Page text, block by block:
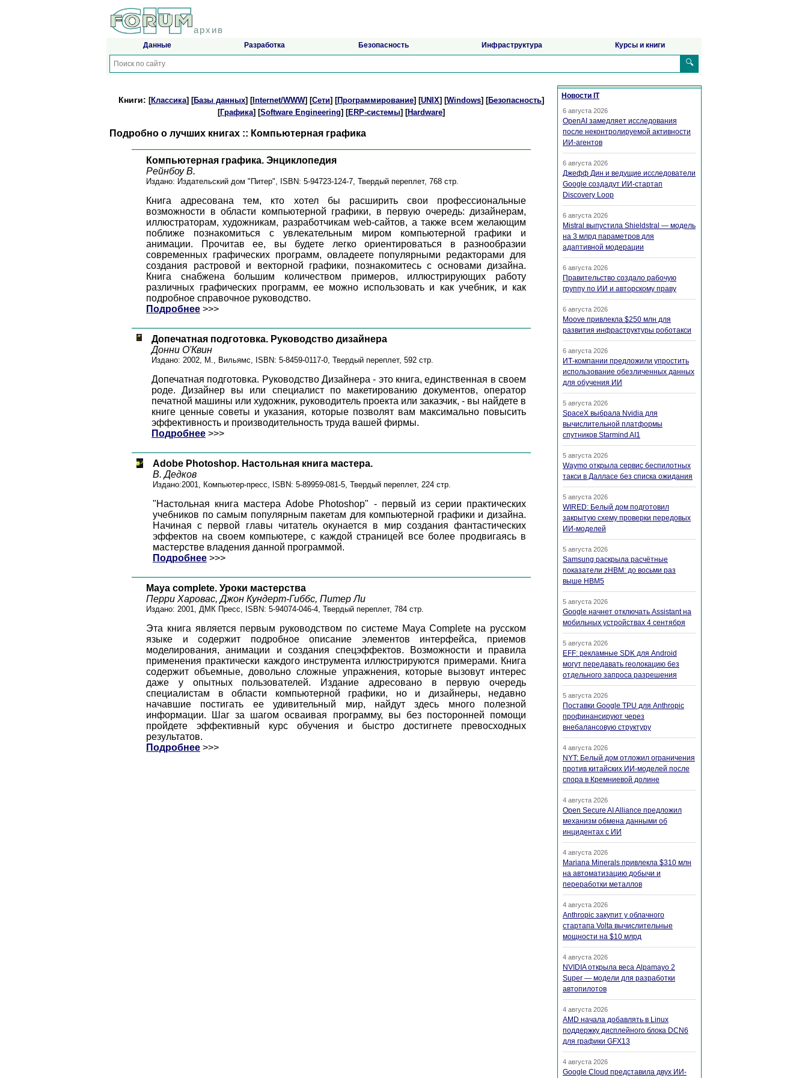
архив
Данные Разработка Безопасность Инфраструктура Курсы и книги
🔍
Книги: [Классика] [Базы данных] [Internet/WWW] [Сети] [Программирование] [UNIX] [Windows] [Безопасность]
[Графика] [Software Engineering] [ERP-системы] [Hardware]
Подробно о лучших книгах :: Компьютерная графика
Компьютерная графика. Энциклопедия
Рейнбоу В.
Издано: Издательский дом "Питер", ISBN: 5-94723-124-7, Твердый переплет, 768 стр.
Книга адресована тем, кто хотел бы расширить свои профессиональные
возможности в области компьютерной графики, в первую очередь: дизайнерам,
иллюстраторам, художникам, разработчикам web-сайтов, а также всем желающим
поближе познакомиться с увлекательным миром компьютерной графики и
анимации. Прочитав ее, вы будете легко ориентироваться в разнообразии
современных графических программ, овладеете популярными редакторами для
создания растровой и векторной графики, познакомитесь с основами дизайна.
Книга снабжена большим количеством примеров, иллюстрирующих работу
различных графических программ, ее можно использовать и как учебник, и как
подробное справочное руководство.
Подробнее >>>
Допечатная подготовка. Руководство дизайнера
Донни О'Квин
Издано: 2002, М., Вильямс, ISBN: 5-8459-0117-0, Твердый переплет, 592 стр.
Допечатная подготовка. Руководство Дизайнера - это книга, единственная в своем
роде. Дизайнер вы или специалист по макетированию документов, оператор
печатной машины или художник, руководитель проекта или заказчик, - вы найдете в
книге ценные советы и указания, которые позволят вам максимально повысить
эффективность и производительность труда вашей фирмы.
Подробнее >>>
Adobe Photoshop. Настольная книга мастера.
В. Дедков
Издано:2001, Компьютер-пресс, ISBN: 5-89959-081-5, Твердый переплет, 224 стр.
"Настольная книга мастера Adobe Photoshop" - первый из серии практических
учебников по самым популярным пакетам для компьютерной графики и дизайна.
Начиная с первой главы читатель окунается в мир создания фантастических
эффектов на своем компьютере, с каждой страницей все более продвигаясь в
мастерстве владения данной программой.
Подробнее >>>
Maya complete. Уроки мастерства
Перри Харовас, Джон Кундерт-Гиббс, Питер Ли
Издано: 2001, ДМК Пресс, ISBN: 5-94074-046-4, Твердый переплет, 784 стр.
Эта книга является первым руководством по системе Maya Complete на русском
языке и содержит подробное описание элементов интерфейса, приемов
моделирования, анимации и создания спецэффектов. Возможности и правила
применения практически каждого инструмента иллюстрируются примерами. Книга
содержит объемные, довольно сложные упражнения, которые вызовут интерес
даже у опытных пользователей. Издание адресовано в первую очередь
специалистам в области компьютерной графики, но и дизайнеры, недавно
начавшие постигать ее удивительный мир, найдут здесь много полезной
информации. Шаг за шагом осваивая программу, вы без посторонней помощи
пройдете эффективный курс обучения и быстро достигнете превосходных
результатов.
Подробнее >>>
Новости IT
6 августа 2026
OpenAI замедляет исследования
после неконтролируемой активности
ИИ-агентов
6 августа 2026
Джефф Дин и ведущие исследователи
Google создадут ИИ-стартап
Discovery Loop
6 августа 2026
Mistral выпустила Shieldstral — модель
на 3 млрд параметров для
адаптивной модерации
6 августа 2026
Правительство создало рабочую
группу по ИИ и авторскому праву
6 августа 2026
Moove привлекла $250 млн для
развития инфраструктуры роботакси
6 августа 2026
ИТ-компании предложили упростить
использование обезличенных данных
для обучения ИИ
5 августа 2026
SpaceX выбрала Nvidia для
вычислительной платформы
спутников Starmind AI1
5 августа 2026
Waymo открыла сервис беспилотных
такси в Далласе без списка ожидания
5 августа 2026
WIRED: Белый дом подготовил
закрытую схему проверки передовых
ИИ-моделей
5 августа 2026
Samsung раскрыла расчётные
показатели zHBM: до восьми раз
выше HBM5
5 августа 2026
Google начнет отключать Assistant на
мобильных устройствах 4 сентября
5 августа 2026
EFF: рекламные SDK для Android
могут передавать геолокацию без
отдельного запроса разрешения
5 августа 2026
Поставки Google TPU для Anthropic
профинансируют через
внебалансовую структуру
4 августа 2026
NYT: Белый дом отложил ограничения
против китайских ИИ-моделей после
спора в Кремниевой долине
4 августа 2026
Open Secure AI Alliance предложил
механизм обмена данными об
инцидентах с ИИ
4 августа 2026
Mariana Minerals привлекла $310 млн
на автоматизацию добычи и
переработки металлов
4 августа 2026
Anthropic закупит у облачного
стартапа Volta вычислительные
мощности на $10 млрд
4 августа 2026
NVIDIA открыла веса Alpamayo 2
Super — модели для разработки
автопилотов
4 августа 2026
AMD начала добавлять в Linux
поддержку дисплейного блока DCN6
для графики GFX13
4 августа 2026
Google Cloud представила двух ИИ-